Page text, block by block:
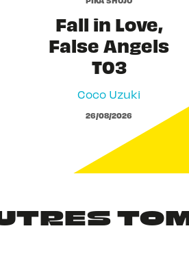
Fall in Love,
False Angels
T03
Coco Uzuki
26/08/2026